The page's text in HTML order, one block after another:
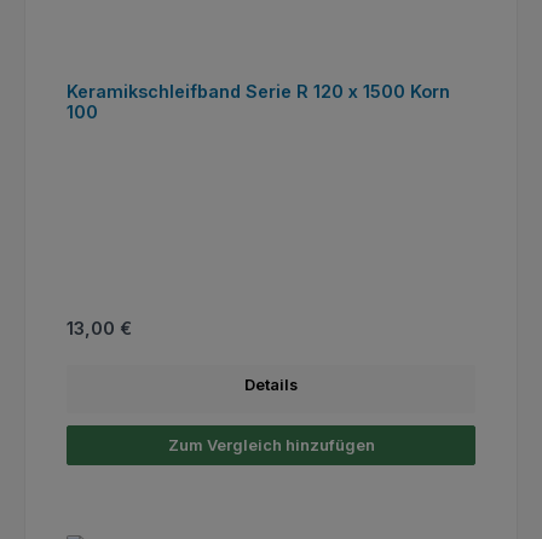
Keramikschleifband Serie R 120 x 1500 Korn
100
Regulärer Preis:
13,00 €
Details
Zum Vergleich hinzufügen